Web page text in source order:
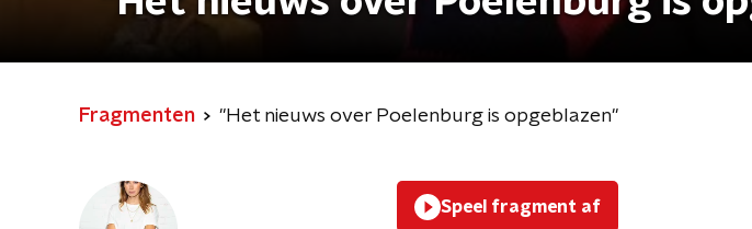
Fragmenten "Het nieuws over Poelenburg is opgeblazen"
Speel fragment af